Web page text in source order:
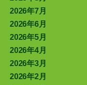
2026年7月
2026年6月
2026年5月
2026年4月
2026年3月
2026年2月